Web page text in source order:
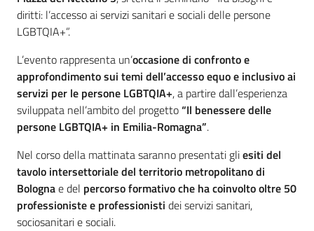
diritti: l’accesso ai servizi sanitari e sociali delle persone
LGBTQIA+”.
L’evento rappresenta un’occasione di confronto e
approfondimento sui temi dell’accesso equo e inclusivo ai
servizi per le persone LGBTQIA+, a partire dall’esperienza
sviluppata nell’ambito del progetto“Il benessere delle
persone LGBTQIA+ in Emilia-Romagna”.
Nel corso della mattinata saranno presentati gliesiti del
tavolo intersettoriale del territorio metropolitano di
Bolognae del percorso formativo che ha coinvolto oltre 50
professioniste e professionisti dei servizi sanitari,
sociosanitari e sociali.